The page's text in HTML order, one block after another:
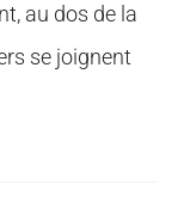
au dos de la
se joignent